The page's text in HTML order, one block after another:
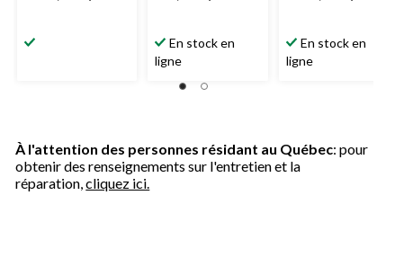
En stock en
ligne
En stock en
ligne
À l'attention des personnes résidant au Québec: pour
obtenir des renseignements sur l'entretien et la
réparation,cliquez ici.